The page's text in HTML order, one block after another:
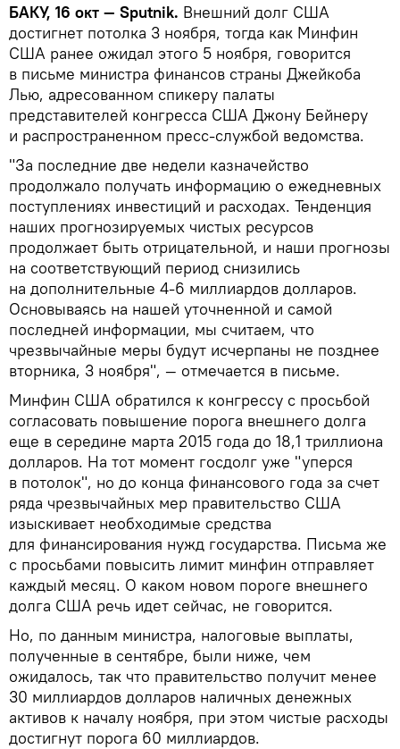
БАКУ, 16 окт — Sputnik. Внешний долг США
достигнет потолка 3 ноября, тогда как Минфин
США ранее ожидал этого 5 ноября, говорится
в письме министра финансов страны Джейкоба
Лью, адресованном спикеру палаты
представителей конгресса США Джону Бейнеру
и распространенном пресс-службой ведомства.
"За последние две недели казначейство
продолжало получать информацию о ежедневных
поступлениях инвестиций и расходах. Тенденция
наших прогнозируемых чистых ресурсов
продолжает быть отрицательной, и наши прогнозы
на соответствующий период снизились
на дополнительные 4-6 миллиардов долларов.
Основываясь на нашей уточненной и самой
последней информации, мы считаем, что
чрезвычайные меры будут исчерпаны не позднее
вторника, 3 ноября", — отмечается в письме.
Минфин США обратился к конгрессу с просьбой
согласовать повышение порога внешнего долга
еще в середине марта 2015 года до 18,1 триллиона
долларов. На тот момент госдолг уже "уперся
в потолок", но до конца финансового года за счет
ряда чрезвычайных мер правительство США
изыскивает необходимые средства
для финансирования нужд государства. Письма же
с просьбами повысить лимит минфин отправляет
каждый месяц. О каком новом пороге внешнего
долга США речь идет сейчас, не говорится.
Но, по данным министра, налоговые выплаты,
полученные в сентябре, были ниже, чем
ожидалось, так что правительство получит менее
30 миллиардов долларов наличных денежных
активов к началу ноября, при этом чистые расходы
достигнут порога 60 миллиардов.